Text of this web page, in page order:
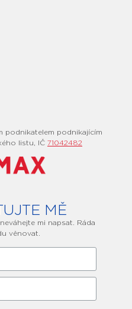
podnikatelem podnikajícím
listu, IČ 71042482
MĚ
mi napsat. Ráda
věnovat.